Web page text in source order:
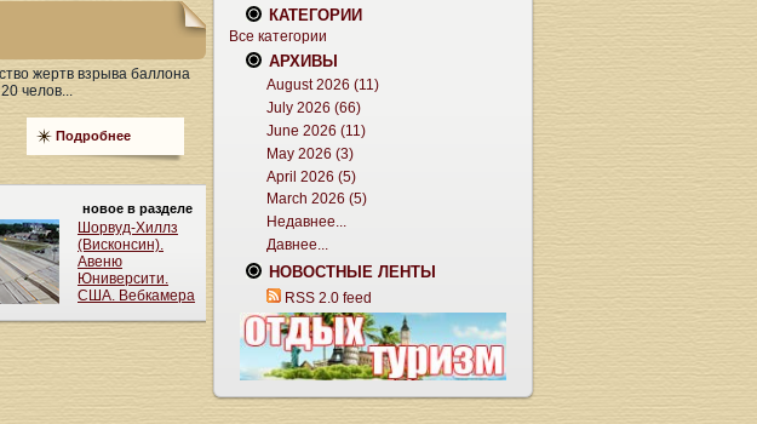
жертв взрыва баллона
челов...
Подробнее
КАТЕГОРИИ
Все категории
АРХИВЫ
August 2026 (11)
July 2026 (66)
June 2026 (11)
May 2026 (3)
April 2026 (5)
March 2026 (5)
Недавнее...
Давнее...
НОВОСТНЫЕ ЛЕНТЫ
RSS 2.0 feed